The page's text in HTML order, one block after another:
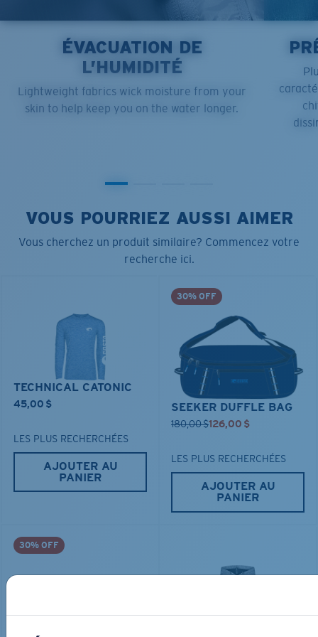
ÉVACUATION DE
L’HUMIDITÉ
Lightweight fabrics wick moisture from your
skin to help keep you on the water longer.
VOUS POURRIEZ AUSSI AIMER
Vous cherchez un produit similaire? Commencez votre
recherche ici.
TECHNICAL CATONIC
45,00 $
LES PLUS RECHERCHÉES
AJOUTER AU
PANIER
30% OFF
SEEKER DUFFLE BAG
180,00 $126,00 $
LES PLUS RECHERCHÉES
AJOUTER AU
PANIER
30% OFF